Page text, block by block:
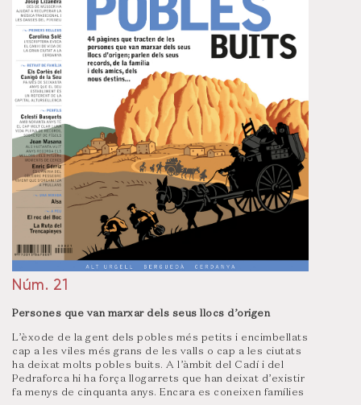
Núm. 21
Persones que van marxar dels seus llocs d’origen
L’èxode de la gent dels pobles més petits i encimbellats
cap a les viles més grans de les valls o cap a les ciutats
ha deixat molts pobles buits. A l’àmbit del Cadí i del
Pedraforca hi ha força llogarrets que han deixat d’existir
fa menys de cinquanta anys. Encara es coneixen famílies